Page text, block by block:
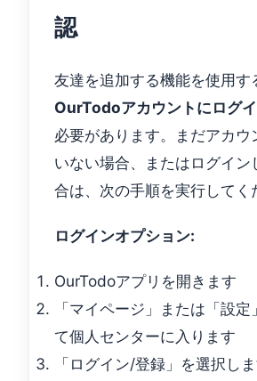
認
友達を追加する機能を使用す
OurTodoアカウントにログ
必要があります。まだアカウ
いない場合、またはログイン
合は、次の手順を実行してく
ログインオプション:
OurTodoアプリを開きます
「マイページ」または「設
て個人センターに入ります
「ログイン/登録」を選択し